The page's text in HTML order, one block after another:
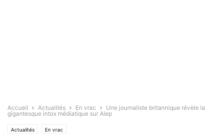
Accueil Actualités En vrac
Une journaliste britannique révèle la
gigantesque intox médiatique sur Alep
Actualités En vrac